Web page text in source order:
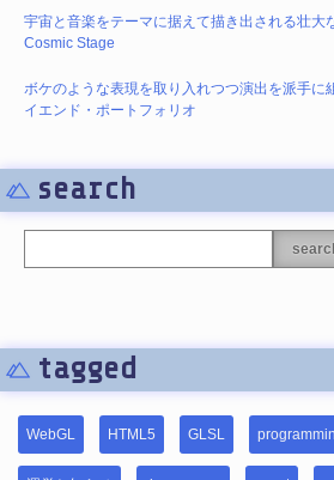
宇宙と音楽をテーマに据えて描き出される壮大
Cosmic Stage
ボケのような表現を取り入れつつ演出を派手に
イエンド・ポートフォリオ
search
tagged
WebGL HTML5 GLSL